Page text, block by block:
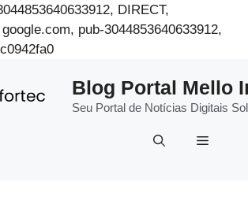
DIRECT,
google.com, pub-3044853640633912,
Pular
conteúdo
Blog Portal Mello
Seu Portal de Notícias Digitais
Menu